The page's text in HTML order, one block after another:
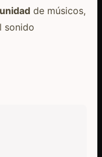
de músicos,
sonido